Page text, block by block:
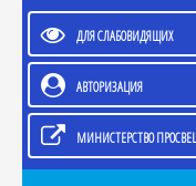
ДЛЯ СЛАБОВИДЯЩИХ
АВТОРИЗАЦИЯ
МИНИСТЕРСТВО